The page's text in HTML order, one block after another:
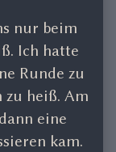
nur beim
Ich hatte
Runde zu
zu heiß. Am
eine
kam.